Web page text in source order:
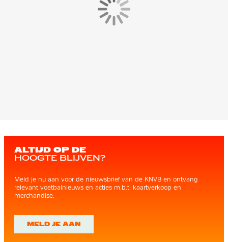
ALTIJD OP DE
HOOGTE BLIJVEN?
Meld je nu aan voor de nieuwsbrief van de KNVB en ontvang
relevant voetbalnieuws en acties m.b.t. kaartverkoop en
merchandise.
MELD JE AAN